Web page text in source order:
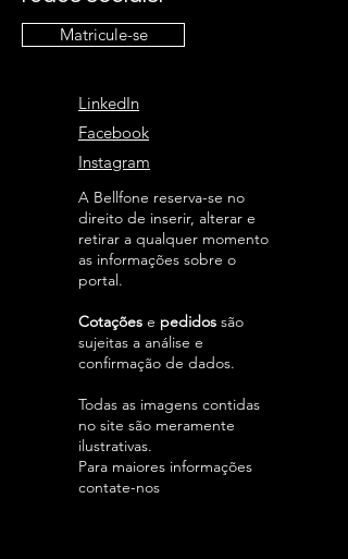
Matricule-se
LinkedIn
Facebook
Instagram
A Bellfone reserva-se no
direito de inserir, alterar e
retirar a qualquer momento
as informações sobre o
portal.
Cotações e pedidos são
sujeitas a análise e
confirmação de dados.
Todas as imagens contidas
no site são meramente
ilustrativas.
Para maiores informações
contate-nos